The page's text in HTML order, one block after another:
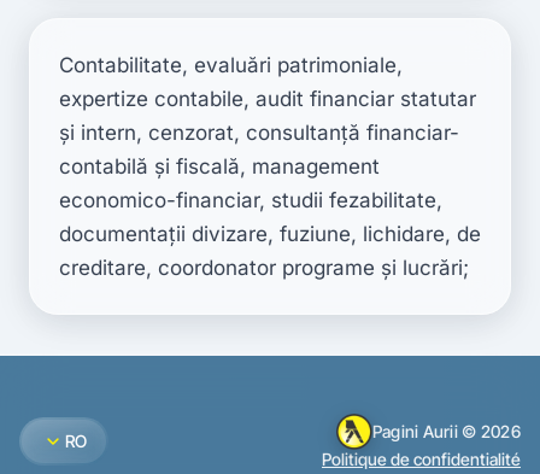
Contabilitate, evaluări patrimoniale,
expertize contabile, audit financiar statutar
şi intern, cenzorat, consultanţă financiar-
contabilă şi fiscală, management
economico-financiar, studii fezabilitate,
documentaţii divizare, fuziune, lichidare, de
creditare, coordonator programe şi lucrări;
expand_more RO
Pagini Aurii © 2026
Politique de confidentialité